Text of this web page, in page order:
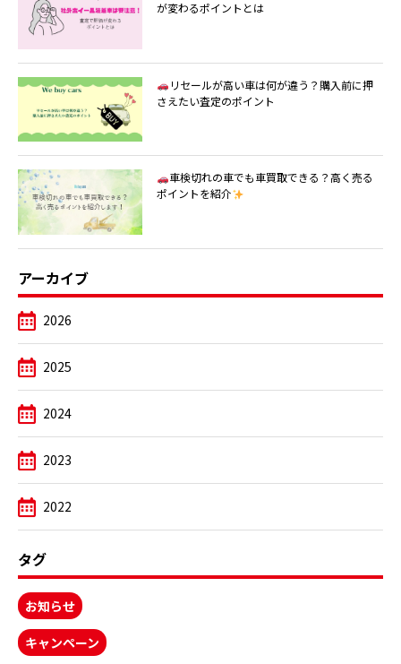
が変わるポイントとは
リセールが高い車は何が違う？購入前に押
さえたい査定のポイント
車検切れの車でも車買取できる？高く売る
ポイントを紹介
アーカイブ
2026
2025
2024
2023
2022
タグ
お知らせ
キャンペーン